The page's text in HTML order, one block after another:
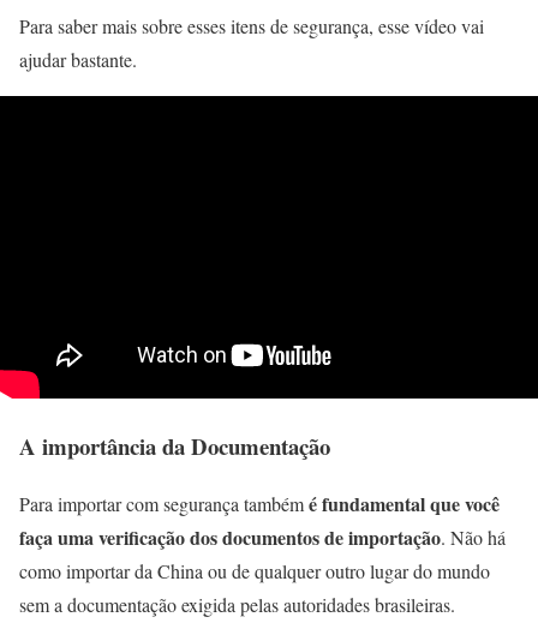
Para saber mais sobre esses itens de segurança, esse vídeo vai
ajudar bastante.
A importância da Documentação
Para importar com segurança tambémé fundamental que você
faça uma verificação dos documentos de importação. Não há
como importar da China ou de qualquer outro lugar do mundo
sem a documentação exigida pelas autoridades brasileiras.